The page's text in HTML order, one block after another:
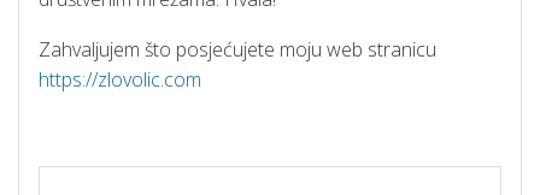
Zahvaljujem što posjećujete moju web stranicu
https://zlovolic.com